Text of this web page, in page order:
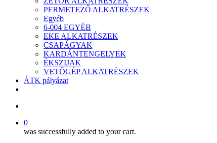
PERMETEZŐ ALKATRÉSZEK
Egyéb
6-004 EGYÉB
EKE ALKATRÉSZEK
CSAPÁGYAK
KARDÁNTENGELYEK
ÉKSZIJAK
VETŐGÉP ALKATRÉSZEK
ÁTK pályázat
0
was successfully added to your cart.